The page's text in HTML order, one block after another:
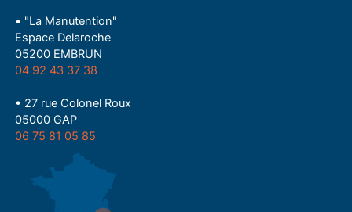
• "La Manutention"
Espace Delaroche
05200 EMBRUN
04 92 43 37 38
• 27 rue Colonel Roux
05000 GAP
06 75 81 05 85